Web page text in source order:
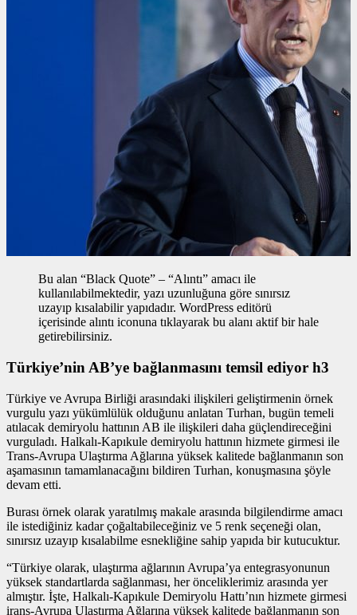
Bu alan “Black Quote” – “Alıntı” amacı ile
kullanılabilmektedir, yazı uzunluğuna göre sınırsız
uzayıp kısalabilir yapıdadır. WordPress editörü
içerisinde alıntı iconuna tıklayarak bu alanı aktif bir hale
getirebilirsiniz.
Türkiye’nin AB’ye bağlanmasını temsil ediyor h3
Türkiye ve Avrupa Birliği arasındaki ilişkileri geliştirmenin örnek
vurgulu yazı yükümlülük olduğunu anlatan Turhan, bugün temeli
atılacak demiryolu hattının AB ile ilişkileri daha güçlendireceğini
vurguladı. Halkalı-Kapıkule demiryolu hattının hizmete girmesi ile
Trans-Avrupa Ulaştırma Ağlarına yüksek kalitede bağlanmanın son
aşamasının tamamlanacağını bildiren Turhan, konuşmasına şöyle
devam etti.
Burası örnek olarak yaratılmış makale arasında bilgilendirme amacı
ile istediğiniz kadar çoğaltabileceğiniz ve 5 renk seçeneği olan,
sınırsız uzayıp kısalabilme esnekliğine sahip yapıda bir kutucuktur.
“Türkiye olarak, ulaştırma ağlarının Avrupa’ya entegrasyonunun
yüksek standartlarda sağlanması, her önceliklerimiz arasında yer
almıştır. İşte, Halkalı-Kapıkule Demiryolu Hattı’nın hizmete girmesi
irans-Avrupa Ulaştırma Ağlarına yüksek kalitede bağlanmanın son